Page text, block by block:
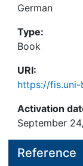
German
Type:
Book
URI:
https://fis.uni-
Activation
September
Reference